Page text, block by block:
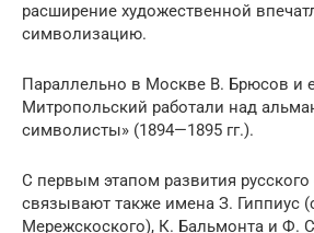
расширение художественной
символизацию.
Параллельно в Москве В. Брюсов и
Митропольский работали над
символисты» (1894—1895 гг.).
С первым этапом развития
связывают также имена З. Гиппиус
Мережскоского), К. Бальмонта и Ф.